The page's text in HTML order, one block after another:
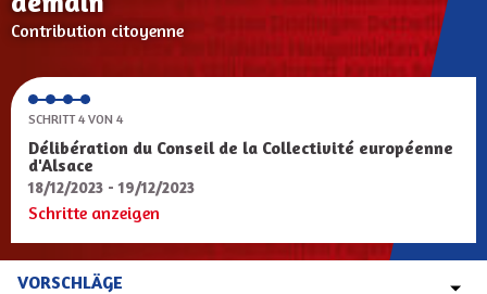
Contribution citoyenne
SCHRITT 4 VON 4
Délibération du Conseil de la Collectivité européenne
d'Alsace
18/12/2023 - 19/12/2023
Schritte anzeigen
VORSCHLÄGE